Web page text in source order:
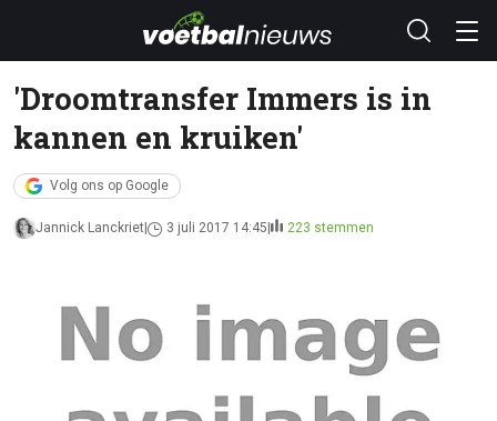
'Droomtransfer Immers is in
kannen en kruiken'
Volg ons op Google
Jannick Lanckriet 3 juli 2017 14:45 223 stemmen